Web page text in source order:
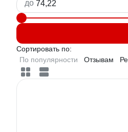
до
Сортировать по:
По популярности
Отзывам